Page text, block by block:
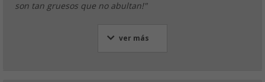
son tan gruesos que no abultan!"
ver más